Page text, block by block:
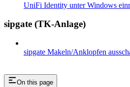
UniFi Identity unter Windows
sipgate (TK-Anlage)
sipgate Makeln/Anklopfen
On this page